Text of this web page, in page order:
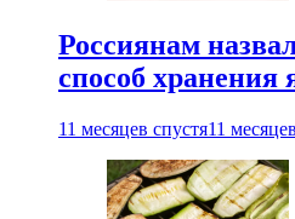
Россиянам
способ хранения
11 месяцев спустя11